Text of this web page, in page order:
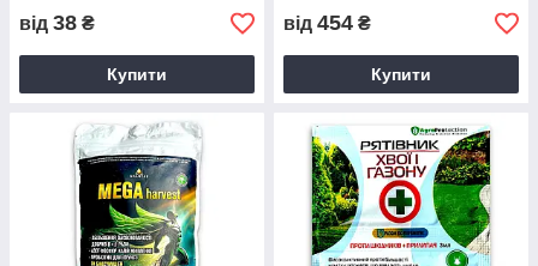
від 38 ₴
Купити
від 454 ₴
Купити